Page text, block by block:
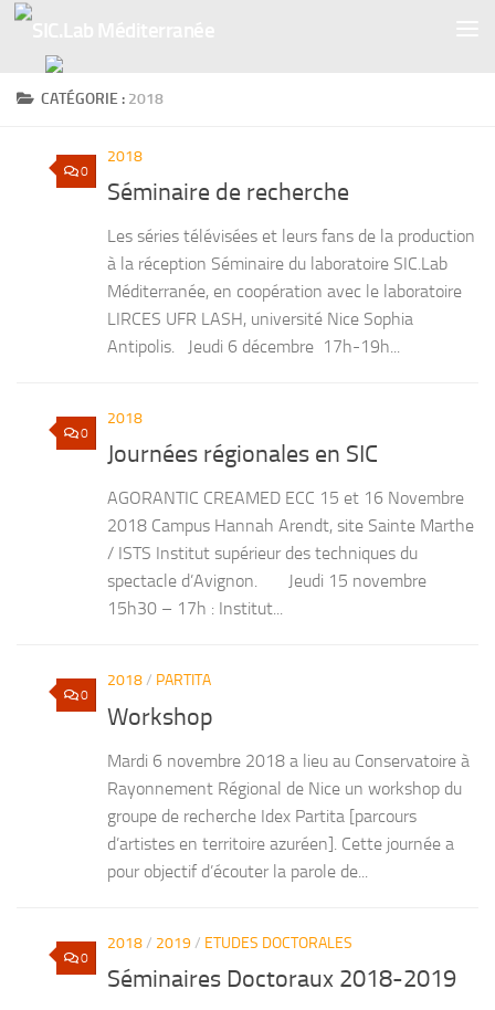
CATÉGORIE : 2018
0
2018
Séminaire de recherche
Les séries télévisées et leurs fans de la production
à la réception Séminaire du laboratoire SIC.Lab
Méditerranée, en coopération avec le laboratoire
LIRCES UFR LASH, université Nice Sophia
Antipolis. Jeudi 6 décembre 17h-19h...
0
2018
Journées régionales en SIC
AGORANTIC CREAMED ECC 15 et 16 Novembre
2018 Campus Hannah Arendt, site Sainte Marthe
/ ISTS Institut supérieur des techniques du
spectacle d’Avignon. Jeudi 15 novembre
15h30 – 17h : Institut...
0
2018/ PARTITA
Workshop
Mardi 6 novembre 2018 a lieu au Conservatoire à
Rayonnement Régional de Nice un workshop du
groupe de recherche Idex Partita [parcours
d’artistes en territoire azuréen]. Cette journée a
pour objectif d’écouter la parole de...
0
2018/ 2019/ ETUDES DOCTORALES
Séminaires Doctoraux 2018-2019